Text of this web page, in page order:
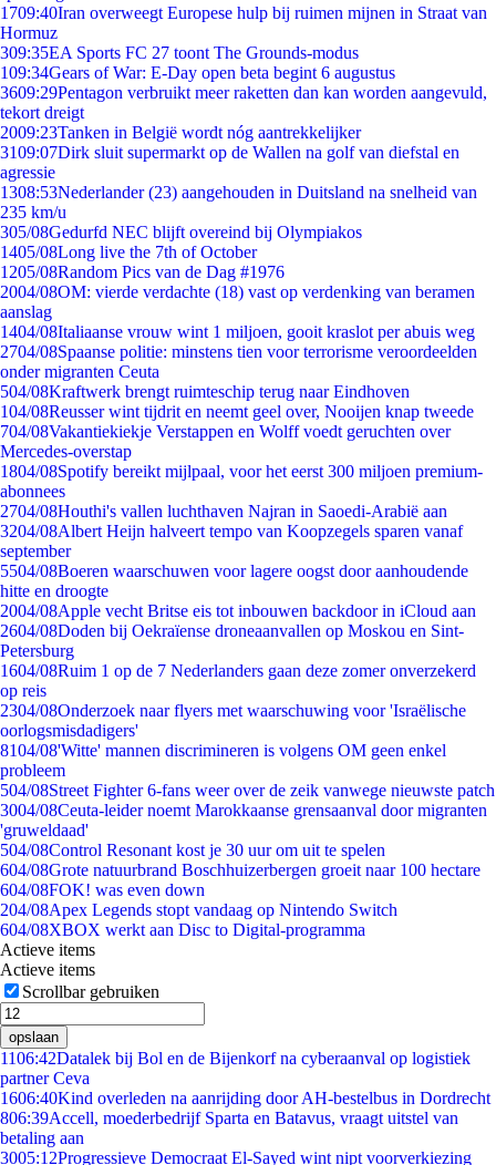
1709:40Iran overweegt Europese hulp bij ruimen mijnen in Straat van
Hormuz
309:35EA Sports FC 27 toont The Grounds-modus
109:34Gears of War: E-Day open beta begint 6 augustus
3609:29Pentagon verbruikt meer raketten dan kan worden aangevuld,
tekort dreigt
2009:23Tanken in België wordt nóg aantrekkelijker
3109:07Dirk sluit supermarkt op de Wallen na golf van diefstal en
agressie
1308:53Nederlander (23) aangehouden in Duitsland na snelheid van
235 km/u
305/08Gedurfd NEC blijft overeind bij Olympiakos
1405/08Long live the 7th of October
1205/08Random Pics van de Dag #1976
2004/08OM: vierde verdachte (18) vast op verdenking van beramen
aanslag
1404/08Italiaanse vrouw wint 1 miljoen, gooit kraslot per abuis weg
2704/08Spaanse politie: minstens tien voor terrorisme veroordeelden
onder migranten Ceuta
504/08Kraftwerk brengt ruimteschip terug naar Eindhoven
104/08Reusser wint tijdrit en neemt geel over, Nooijen knap tweede
704/08Vakantiekiekje Verstappen en Wolff voedt geruchten over
Mercedes-overstap
1804/08Spotify bereikt mijlpaal, voor het eerst 300 miljoen premium-
abonnees
2704/08Houthi's vallen luchthaven Najran in Saoedi-Arabië aan
3204/08Albert Heijn halveert tempo van Koopzegels sparen vanaf
september
5504/08Boeren waarschuwen voor lagere oogst door aanhoudende
hitte en droogte
2004/08Apple vecht Britse eis tot inbouwen backdoor in iCloud aan
2604/08Doden bij Oekraïense droneaanvallen op Moskou en Sint-
Petersburg
1604/08Ruim 1 op de 7 Nederlanders gaan deze zomer onverzekerd
op reis
2304/08Onderzoek naar flyers met waarschuwing voor 'Israëlische
oorlogsmisdadigers'
8104/08'Witte' mannen discrimineren is volgens OM geen enkel
probleem
504/08Street Fighter 6-fans weer over de zeik vanwege nieuwste patch
3004/08Ceuta-leider noemt Marokkaanse grensaanval door migranten
'gruweldaad'
504/08Control Resonant kost je 30 uur om uit te spelen
604/08Grote natuurbrand Boschhuizerbergen groeit naar 100 hectare
604/08FOK! was even down
204/08Apex Legends stopt vandaag op Nintendo Switch
604/08XBOX werkt aan Disc to Digital-programma
Actieve items
Actieve items
Scrollbar gebruiken
opslaan
1106:42Datalek bij Bol en de Bijenkorf na cyberaanval op logistiek
partner Ceva
1606:40Kind overleden na aanrijding door AH-bestelbus in Dordrecht
806:39Accell, moederbedrijf Sparta en Batavus, vraagt uitstel van
betaling aan
3005:12Progressieve Democraat El-Sayed wint nipt voorverkiezing